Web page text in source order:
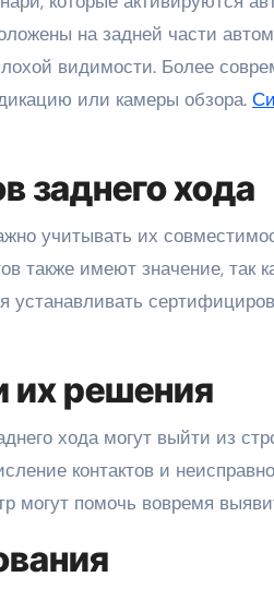
на задней части
видимости. Более
или камеры обзора.
заднего хода
учитывать их
также имеют значение, так
устанавливать
решения
хода могут выйти из
контактов и
могут помочь вовремя